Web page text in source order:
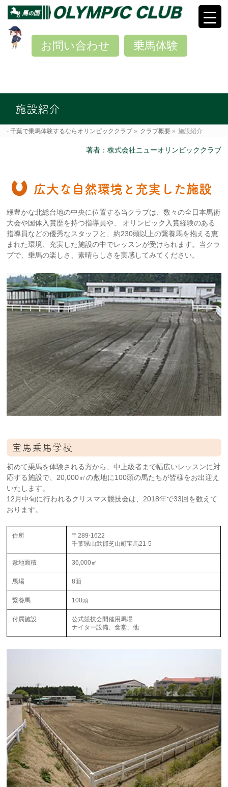
乗馬体験
お問い合わせ
施設紹介
千葉で乗馬体験するならオリンピッククラブ » クラブ概要 » 施設紹介
著者：株式会社ニューオリンピッククラブ
広大な自然環境と充実した施設
緑豊かな北総台地の中央に位置する当クラブは、数々の全日本馬術
大会や国体入賞歴を持つ指導員や、 オリンピック入賞経験のある
指導員などの優秀なスタッフと、約230頭以上の繋養馬を抱える恵
まれた環境、充実した施設の中でレッスンが受けられます。当クラ
ブで、乗馬の楽しさ、素晴らしさを実感してみてください。
宝馬乗馬学校
初めて乗馬を体験される方から、中上級者まで幅広いレッスンに対
応する施設で、20,000㎡の敷地に100頭の馬たちが皆様をお出迎え
いたします。
12月中旬に行われるクリスマス競技会は、2018年で33回を数えて
おります。
住所
〒289-1622
千葉県山武郡芝山町宝馬21-5
敷地面積 36,000㎡
馬場 8面
繋養馬 100頭
付属施設
公式競技会開催用馬場
ナイター設備、食堂、他